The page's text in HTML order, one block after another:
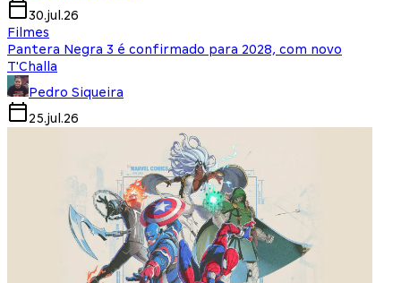
30.jul.26
Filmes
Pantera Negra 3 é confirmado para 2028, com novo
T'Challa
Pedro Siqueira
25.jul.26